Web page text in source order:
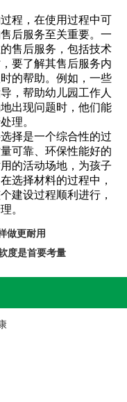
程，在使用过程中可
后服务至关重要。一
售后服务，包括技术
要了解其售后服务内
的帮助。例如，一些
，帮助幼儿园工作人
出现问题时，他们能
理。
择是一个综合性的过
可靠、环保性能好的
的活动场地，为孩子
选择材料的过程中，
建设过程顺利进行，
。
做更耐用
度是首要考量